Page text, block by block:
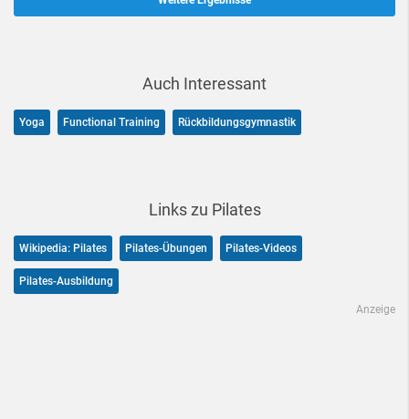
Auch Interessant
Yoga Functional Training Rückbildungsgymnastik
Links zu Pilates
Wikipedia: Pilates Pilates-Übungen Pilates-Videos
Pilates-Ausbildung
Anzeige